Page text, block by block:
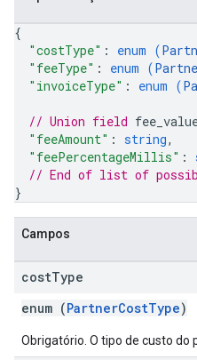
{
"costType" : enum (
"feeType" : enum (
"invoiceType" : enum (
// Union field
"feeAmount" : string,
"feePercentageMillis" :
// End of list of
}
Campos
costType
enum (PartnerCostType)
Obrigatório. O tipo de custo do